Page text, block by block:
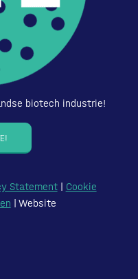
biotech industrie!
Statement| Cookie
| Website